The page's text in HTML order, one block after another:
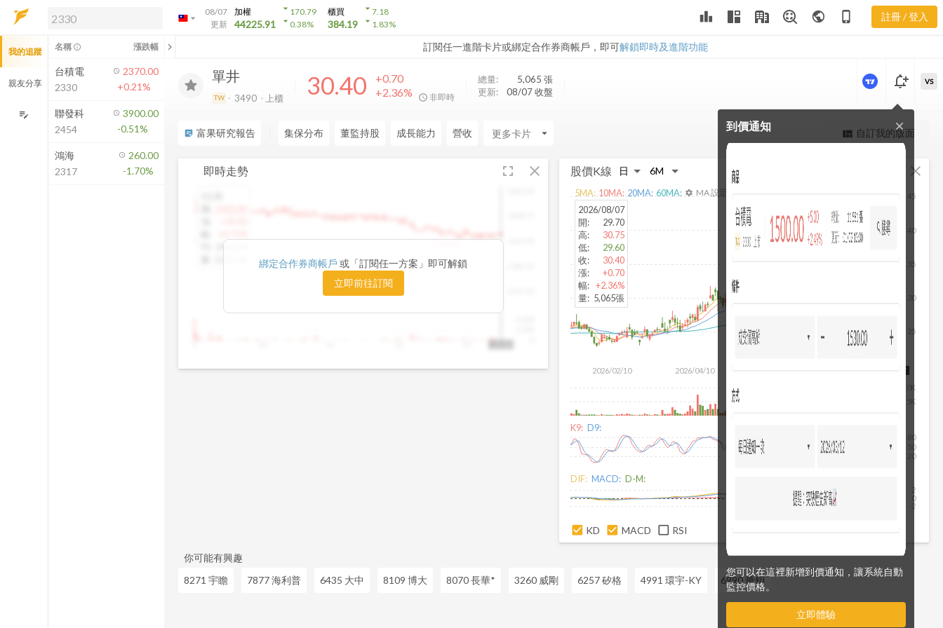
arrow_drop_down
08/07
更新
加權
44225.91
arrow_drop_down170.79
arrow_drop_down0.38%
櫃買
384.19
arrow_drop_down7.18
arrow_drop_down1.83% leaderboard public phone_iphone 註冊 / 登入
訂閱任一進階卡片或綁定合作券商帳戶，即可解鎖即時及進階功能
解鎖即時行情及進階功能
方案」，即可解鎖以下功能：
即時行情
即時市況與排行
成交金額熱力圖
前往方案訂閱
如何綁定合作券商
勢
單井
TW 3490 上櫃 30.40
+0.70
+2.36%
非即時
總量: 5,065 張
更新:
08/07 收盤
更強大的進階價量圖表
notification_add
到價通知
您可以在這裡新增到價通知，讓系統自動
監控價格。
立即體驗
close
VS
sticky_note_2 富果研究報告 集保分布 董監持股 成長能力 營收 arrow_drop_down view_quilt 自訂我的版面
即時走勢 fullscreen close
綁定合作券商帳戶 或「訂閱任一方案」即可解鎖
立即前往訂閱
股價K線 close
2026/02/10 2026/04/10
25
30
35
40
45
2026/08/07
5K
10K
2026/08/07
開:
29.70
高:
30.75
低:
29.60
收:
30.40
漲:
+0.70
幅: +2.36%
量: 5,065張
5MA: 10MA: 20MA: 60MA: settings MA 設定
K9: D9:
20
50
80
DIF: MACD: D-M:
-2
0
2
KD MACD RSI
你可能有興趣
8271 宇瞻
7877 海利普 6435 大中 8109 博大 8070 長華* 3260 威剛 6257 矽格 4991 環宇-KY 6990 華鉬
我的追蹤
親友分享
edit_note
名稱 info_outline 漲跌幅 chevron_left
台積電
2330
2370.00
+0.21%
聯發科
2454
3900.00
-0.51%
鴻海
2317
260.00
-1.70%